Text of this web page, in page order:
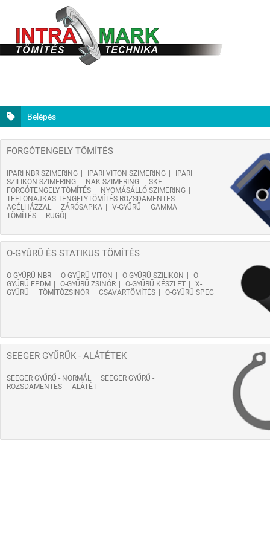
Belépés
FORGÓTENGELY TÖMÍTÉS
IPARI NBR SZIMERING IPARI VITON SZIMERING
IPARI
SZILIKON SZIMERING
NAK SZIMERING
SKF
FORGÓTENGELY TÖMÍTÉS
NYOMÁSÁLLÓ SZIMERING
TEFLONAJKAS TENGELYTÖMÍTÉS ROZSDAMENTES
ACÉLHÁZZAL
ZÁRÓSAPKA V-GYŰRŰ
GAMMA
TÖMÍTÉS
RUGÓ
O-GYŰRŰ ÉS STATIKUS TÖMÍTÉS
O-GYŰRŰ NBR O-GYŰRŰ VITON O-GYŰRŰ SZILIKON
O-
GYŰRŰ EPDM
O-GYŰRŰ ZSINÓR O-GYŰRŰ KÉSZLET
X-
GYŰRŰ
TÖMÍTŐZSINÓR CSAVARTÖMÍTÉS O-GYŰRŰ SPEC
SEEGER GYŰRŰK - ALÁTÉTEK
SEEGER GYŰRŰ - NORMÁL
SEEGER GYŰRŰ -
ROZSDAMENTES
ALÁTÉT